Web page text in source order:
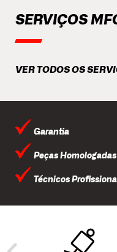
SERVIÇOS
VER TODOS OS
Garantia
Peças Homologadas
Técnicos